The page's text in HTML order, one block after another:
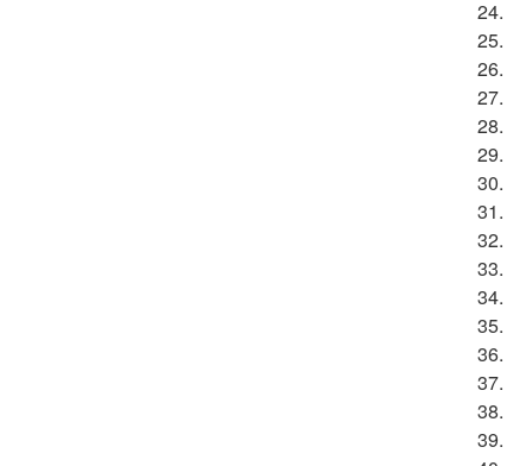
24.
25.
26.
27.
28.
29.
30.
31.
32.
33.
34.
35.
36.
37.
38.
39.